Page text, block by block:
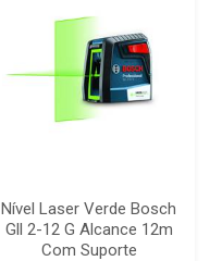
Nível Laser Verde Bosch
Gll 2-12 G Alcance 12m
Com Suporte